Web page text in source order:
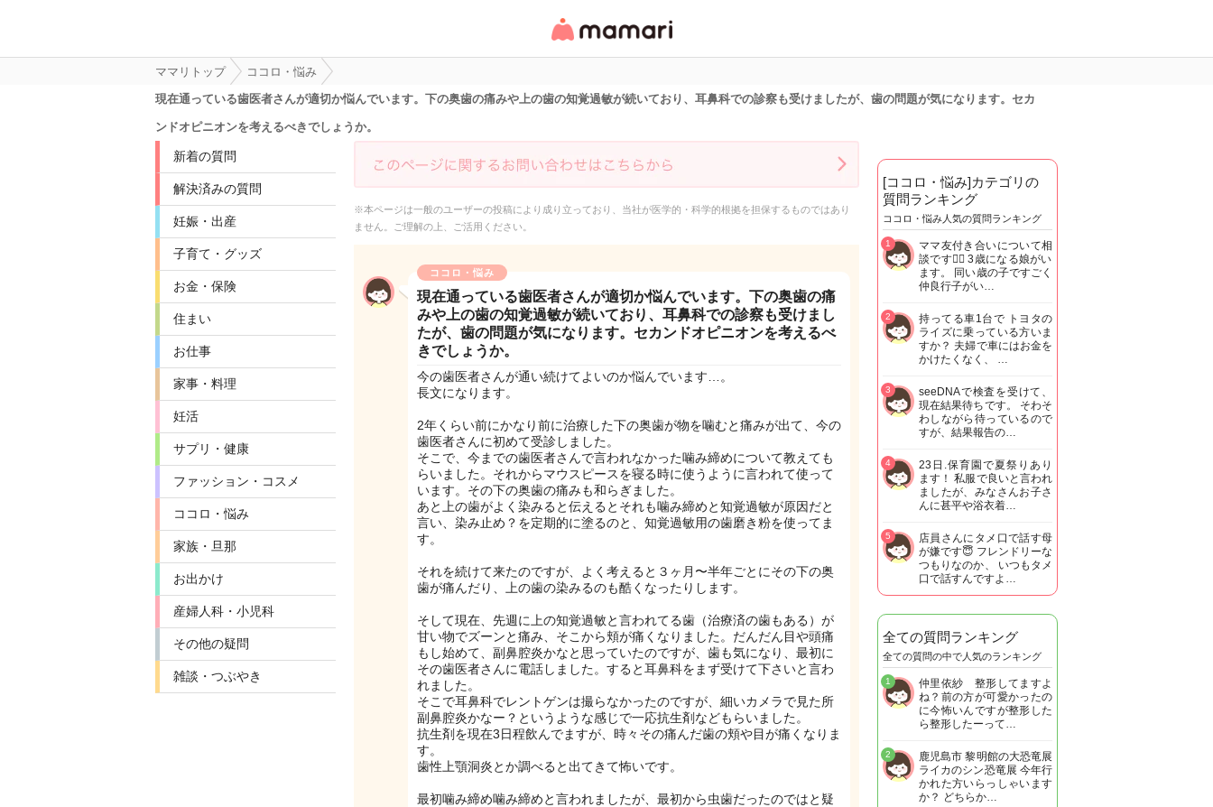
リ・情報サイト
ママリトップ
ココロ・悩み
現在通っている歯医者さんが適切か悩んでいます。下の奥歯の痛みや上の歯の知覚過敏が続いており、耳鼻科での診察も受けましたが、歯の問題が気になります。セカ
ンドオピニオンを考えるべきでしょうか。
新着の質問
解決済みの質問
妊娠・出産
子育て・グッズ
お金・保険
住まい
お仕事
家事・料理
妊活
サプリ・健康
ファッション・コスメ
ココロ・悩み
家族・旦那
お出かけ
産婦人科・小児科
その他の疑問
雑談・つぶやき
※本ページは一般のユーザーの投稿により成り立っており、当社が医学的・科学的根拠を担保するものではあり
ません。ご理解の上、ご活用ください。
ココロ・悩み
現在通っている歯医者さんが適切か悩んでいます。下の奥歯の痛
みや上の歯の知覚過敏が続いており、耳鼻科での診察も受けまし
たが、歯の問題が気になります。セカンドオピニオンを考えるべ
きでしょうか。
今の歯医者さんが通い続けてよいのか悩んでいます…。
長文になります。
2年くらい前にかなり前に治療した下の奥歯が物を噛むと痛みが出て、今の
歯医者さんに初めて受診しました。
そこで、今までの歯医者さんで言われなかった噛み締めについて教えても
らいました。それからマウスピースを寝る時に使うように言われて使って
います。その下の奥歯の痛みも和らぎました。
あと上の歯がよく染みると伝えるとそれも噛み締めと知覚過敏が原因だと
言い、染み止め？を定期的に塗るのと、知覚過敏用の歯磨き粉を使ってま
す。
それを続けて来たのですが、よく考えると３ヶ月〜半年ごとにその下の奥
歯が痛んだり、上の歯の染みるのも酷くなったりします。
そして現在、先週に上の知覚過敏と言われてる歯（治療済の歯もある）が
甘い物でズーンと痛み、そこから頬が痛くなりました。だんだん目や頭痛
もし始めて、副鼻腔炎かなと思っていたのですが、歯も気になり、最初に
その歯医者さんに電話しました。すると耳鼻科をまず受けて下さいと言わ
れました。
そこで耳鼻科でレントゲンは撮らなかったのですが、細いカメラで見た所
副鼻腔炎かなー？というような感じで一応抗生剤などもらいました。
抗生剤を現在3日程飲んでますが、時々その痛んだ歯の頬や目が痛くなりま
す。
歯性上顎洞炎とか調べると出てきて怖いです。
最初噛み締め噛み締めと言われましたが、最初から虫歯だったのではと疑
[ココロ・悩み]カテゴリの
質問ランキング
ココロ・悩み人気の質問ランキング
ママ友付き合いについて相
談です🙇‍♂️ 3歳になる娘がい
ます。 同い歳の子ですごく
仲良行子がい…
1
持ってる車1台で トヨタの
ライズに乗っている方いま
すか？ 夫婦で車にはお金を
かけたくなく、 …
2
seeDNAで検査を受けて、
現在結果待ちです。 そわそ
わしながら待っているので
すが、結果報告の…
3
23日.保育園で夏祭りあり
ます！ 私服で良いと言われ
ましたが、みなさんお子さ
んに甚平や浴衣着…
4
店員さんにタメ口で話す母
が嫌です😇 フレンドリーな
つもりなのか、 いつもタメ
口で話すんですよ…
5
全ての質問ランキング
全ての質問の中で人気のランキング
仲里依紗 整形してますよ
ね？前の方が可愛かったの
に今怖いんですが整形した
ら整形したーって…
1
鹿児島市 黎明館の大恐竜展
ライカのシン恐竜展 今年行
かれた方いらっしゃいます
か？ どちらか…
2